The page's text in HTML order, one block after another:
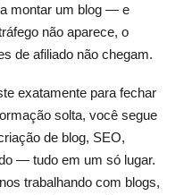
montar um blog — e
não aparece, o
de afiliado não chegam.
exatamente para fechar
solta, você segue
de blog, SEO,
— tudo em um só lugar.
trabalhando com blogs,